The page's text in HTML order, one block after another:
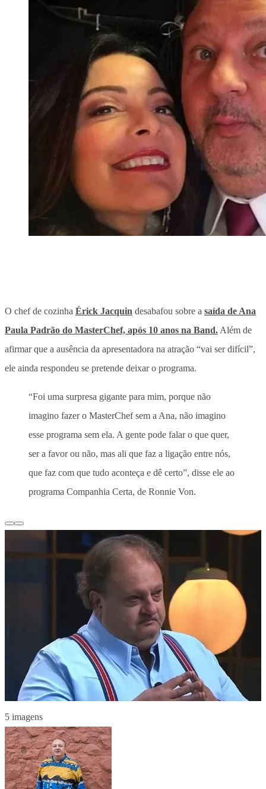
O chef de cozinha Érick Jacquin desabafou sobre a saída de Ana
Paula Padrão do MasterChef, após 10 anos na Band. Além de
afirmar que a ausência da apresentadora na atração “vai ser difícil”,
ele ainda respondeu se pretende deixar o programa.
“Foi uma surpresa gigante para mim, porque não
imagino fazer o MasterChef sem a Ana, não imagino
esse programa sem ela. A gente pode falar o que quer,
ser a favor ou não, mas ali que faz a ligação entre nós,
que faz com que tudo aconteça e dê certo”, disse ele ao
programa Companhia Certa, de Ronnie Von.
5 imagens